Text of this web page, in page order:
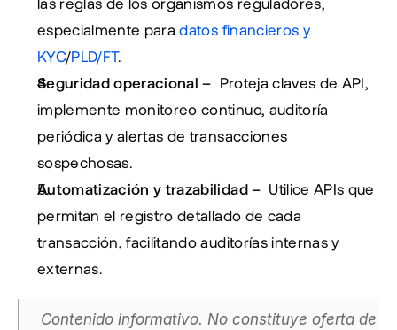
especialmente para datos financieros y
KYC/PLD/FT.
Seguridad operacional – Proteja claves de API,
implemente monitoreo continuo, auditoría
periódica y alertas de transacciones
sospechosas.
Automatización y trazabilidad – Utilice APIs que
permitan el registro detallado de cada
transacción, facilitando auditorías internas y
externas.
Contenido informativo. No constituye oferta de